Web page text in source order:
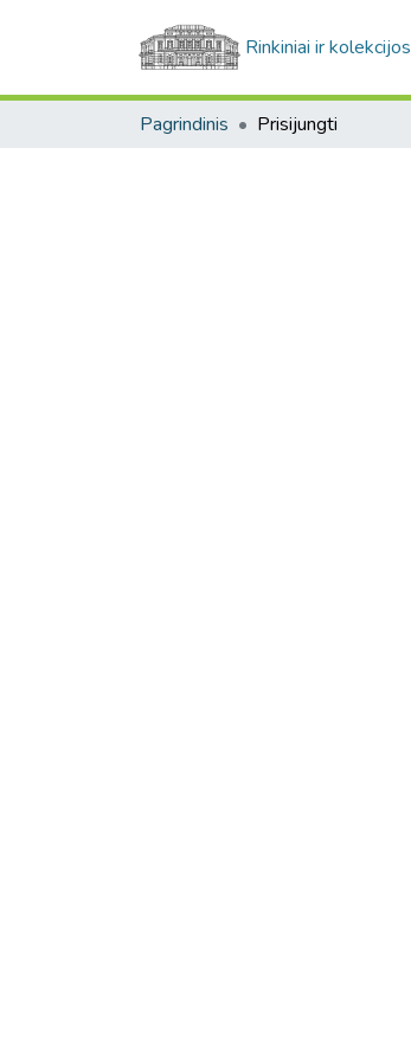
Rinkiniai ir kolekcijos
Pagrindinis Prisijungti